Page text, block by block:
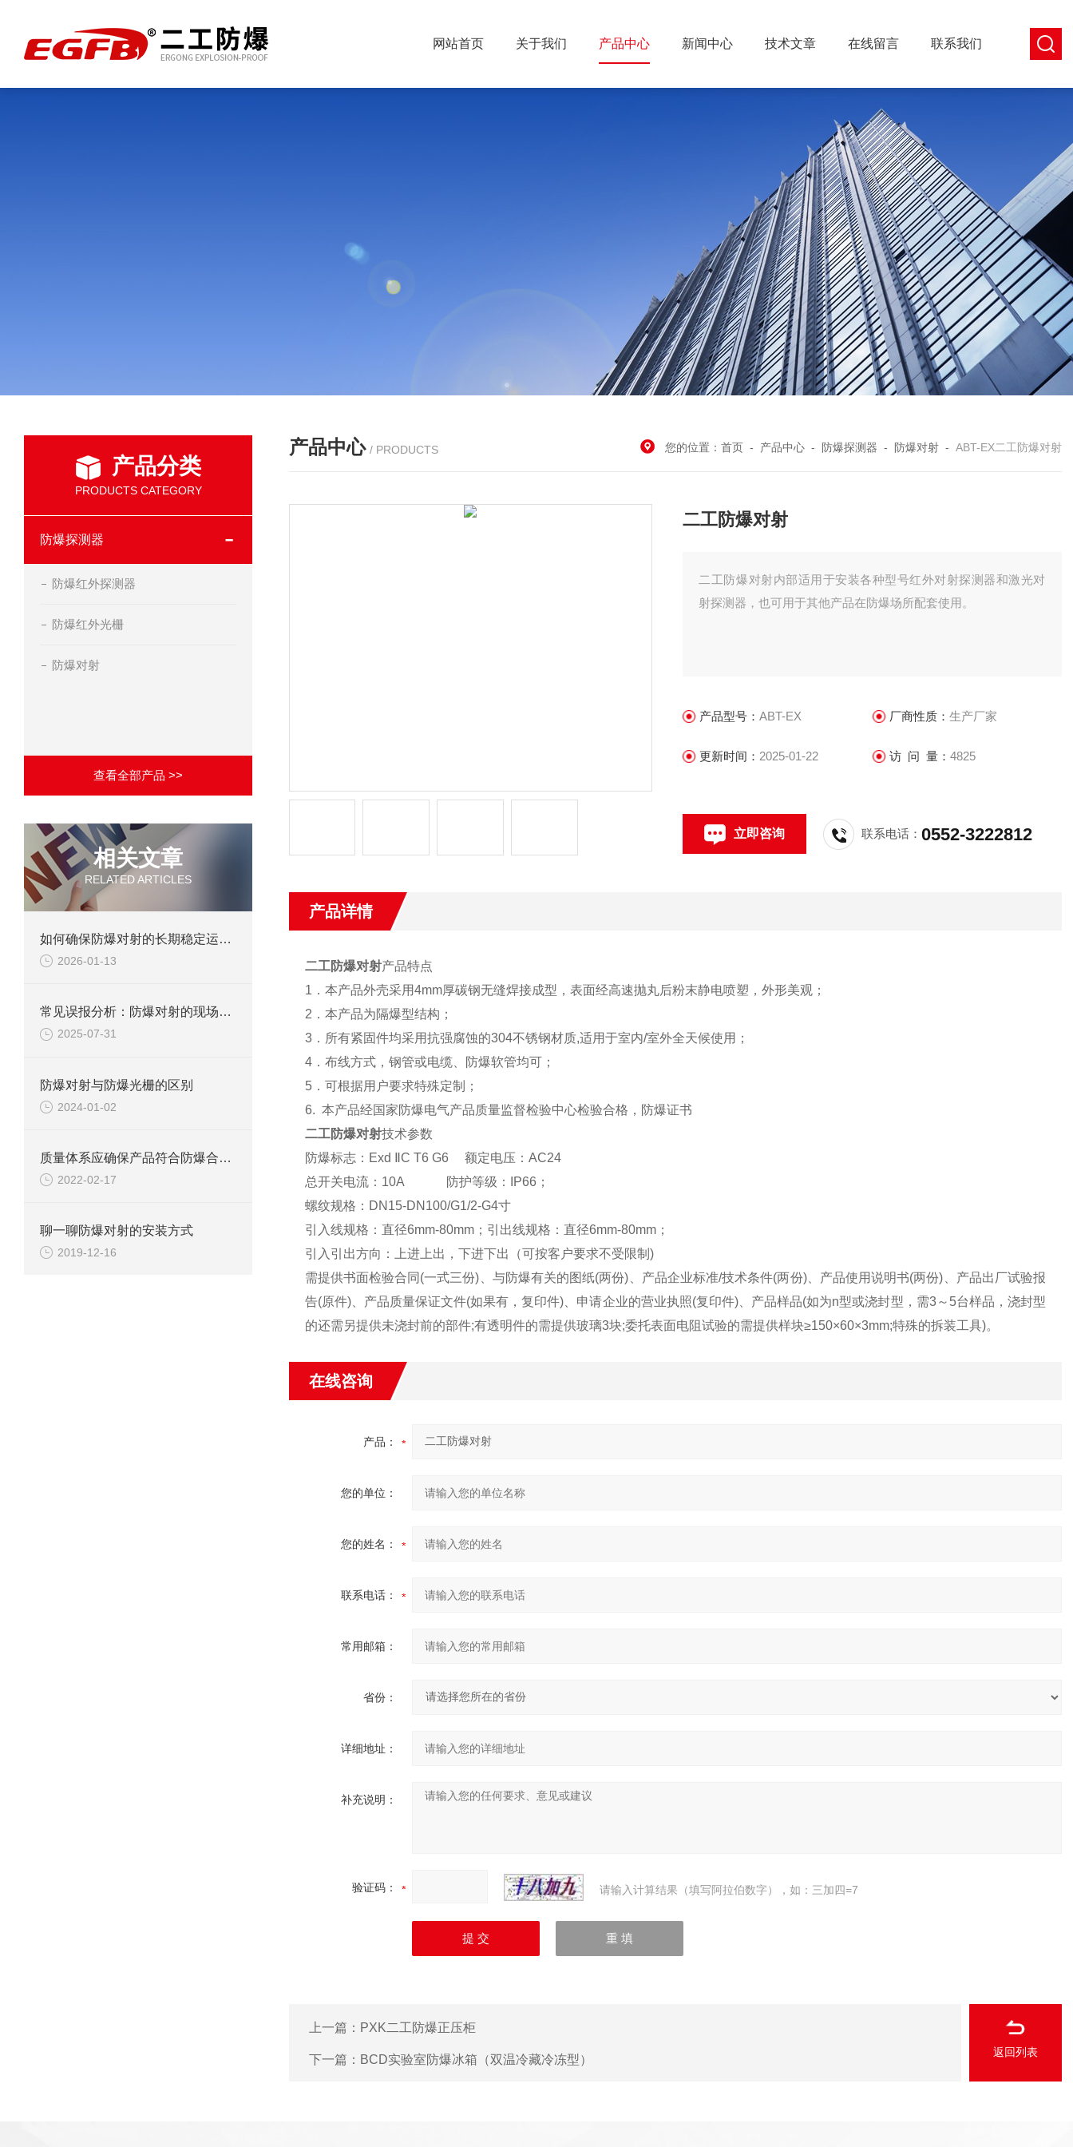
网站首页 关于我们 产品中心 新闻中心 技术文章 在线留言 联系我们
产品分类
PRODUCTS CATEGORY
防爆探测器
防爆红外探测器
防爆红外光栅
防爆对射
查看全部产品 >>
相关文章
RELATED ARTICLES
如何确保防爆对射的长期稳定运行？
2026-01-13
常见误报分析：防爆对射的现场调试避坑指南
2025-07-31
防爆对射与防爆光栅的区别
2024-01-02
质量体系应确保产品符合防爆合格证和技术文件规定的防爆型式。
2022-02-17
聊一聊防爆对射的安装方式
2019-12-16
产品中心 / PRODUCTS 您的位置： 首页 - 产品中心 - 防爆探测器 - 防爆对射 - ABT-EX二工防爆对射
二工防爆对射
二工防爆对射内部适用于安装各种型号红外对射探测器和激光对
射探测器，也可用于其他产品在防爆场所配套使用。
产品型号：ABT-EX 厂商性质： 生产厂家
更新时间： 2025-01-22 访 问 量： 4825
立即咨询 联系电话：0552-3222812
产品详情
二工防爆对射产品特点
1 ．本产品外壳采用4mm厚碳钢无缝焊接成型，表面经高速抛丸后粉末静电喷塑，外形美观；
2 ．本产品为隔爆型结构；
3．所有紧固件均采用抗强腐蚀的304不锈钢材质,适用于室内/室外全天候使用；
4．布线方式，钢管或电缆、防爆软管均可；
5．可根据用户要求特殊定制；
6. 本产品经国家防爆电气产品质量监督检验中心检验合格，防爆证书
二工防爆对射技术参数
防爆标志： Exd C T6 G6 额定电压： AC24
总开关电流： 10A 防护等级： IP66 ；
螺纹规格： DN15-DN100/G1/2-G4寸
引入线规格：直径6mm-80mm；引出线规格：直径6mm-80mm；
引入引出方向：上进上出，下进下出（可按客户要求不受限制 )
需提供书面检验合同(一式三份)、与防爆有关的图纸(两份)、产品企业标准/技术条件(两份)、产品使用说明书(两份)、产品出厂试验报
告(原件)、产品质量保证文件(如果有，复印件)、申请企业的营业执照(复印件)、产品样品(如为n型或浇封型，需3～5台样品，浇封型
的还需另提供未浇封前的部件;有透明件的需提供玻璃3块;委托表面电阻试验的需提供样块≥150×60×3mm;特殊的拆装工具)。
在线咨询
产品：
您的单位：
您的姓名：
联系电话：
常用邮箱：
省份：
详细地址：
补充说明：
验证码： 请输入计算结果（填写阿拉伯数字），如：三加四=7
上一篇： PXK二工防爆正压柜
下一篇： BCD实验室防爆冰箱（双温冷藏冷冻型）
返回列表